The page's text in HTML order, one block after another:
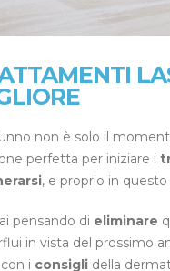
non è solo il
perfetta per iniziare i
, e proprio in questo
pensando di eliminare
in vista del prossimo
i consigli della